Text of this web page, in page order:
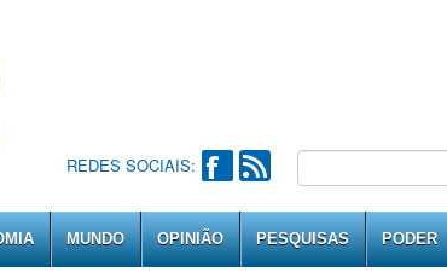
REDES SOCIAIS:
MUNDO OPINIÃO PESQUISAS PODER